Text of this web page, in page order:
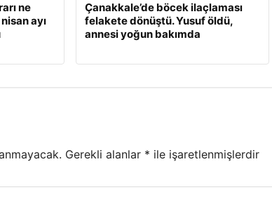
ne
ayı
Çanakkale’de böcek ilaçlaması
felakete dönüştü. Yusuf öldü,
annesi yoğun bakımda
Gerekli alanlar * ile işaretlenmişlerdir